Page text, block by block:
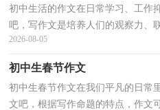
初中生活的作文在日常学习、工作
吧，写作文是培养人们的观察力、
的重要手段。写起作文来就毫无头
2026-08-05
初中生春节作文
初中生春节作文在我们平凡的日常
文吧，根据写作命题的特点，作文